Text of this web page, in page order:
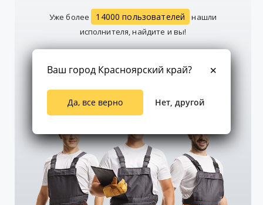
Уже более 14000 пользователей
нашли
исполнителя, найдите и вы!
Создать заказ
Ваш город Красноярский край?
Да, все верно Нет, другой